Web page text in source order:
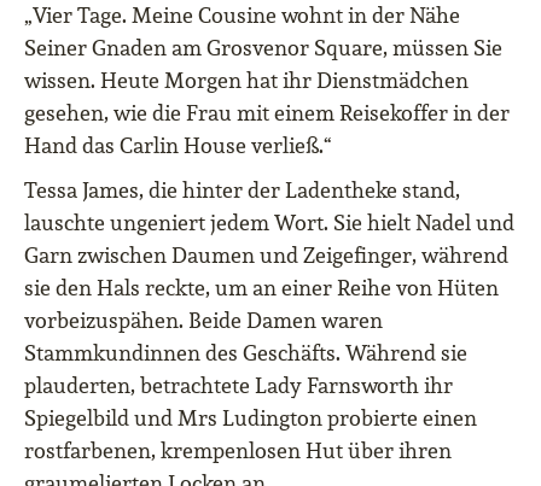
„Vier Tage. Meine Cousine wohnt in der Nähe
Seiner Gnaden am Grosvenor Square, müssen Sie
wissen. Heute Morgen hat ihr Dienstmädchen
gesehen, wie die Frau mit einem Reisekoffer in der
Hand das Carlin House verließ.“
Tessa James, die hinter der Ladentheke stand,
lauschte ungeniert jedem Wort. Sie hielt Nadel und
Garn zwischen Daumen und Zeigefinger, während
sie den Hals reckte, um an einer Reihe von Hüten
vorbeizuspähen. Beide Damen waren
Stammkundinnen des Geschäfts. Während sie
plauderten, betrachtete Lady Farnsworth ihr
Spiegelbild und Mrs Ludington probierte einen
rostfarbenen, krempenlosen Hut über ihren